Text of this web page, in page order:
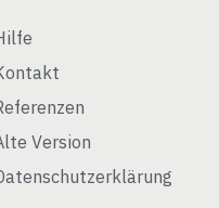
Version